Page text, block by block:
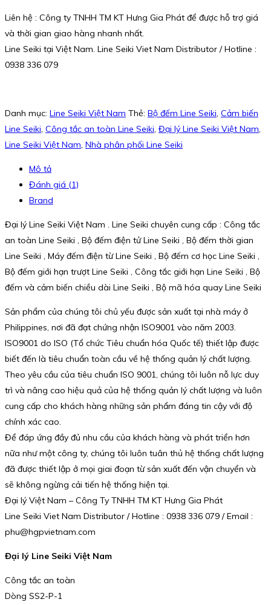
Liên hệ : Công ty TNHH TM KT Hưng Gia Phát để được hỗ trợ giá
và thời gian giao hàng nhanh nhất.
Line Seiki tại Việt Nam. Line Seiki Viet Nam Distributor / Hotline :
0938 336 079
Danh mục: Line Seiki Việt Nam Thẻ: Bộ đếm Line Seiki, Cảm biến
Line Seiki, Công tắc an toàn Line Seiki, Đại lý Line Seiki Việt Nam,
Line Seiki Việt Nam, Nhà phân phối Line Seiki
Mô tả
Đánh giá (1)
Brand
Đại lý Line Seiki Việt Nam . Line Seiki chuyên cung cấp : Công tắc
an toàn Line Seiki , Bộ đếm điện tử Line Seiki , Bộ đếm thời gian
Line Seiki , Máy đếm điện từ Line Seiki , Bộ đếm cơ học Line Seiki ,
Bộ đếm giới hạn trượt Line Seiki , Công tắc giới hạn Line Seiki , Bộ
đếm và cảm biến chiều dài Line Seiki , Bộ mã hóa quay Line Seiki
Sản phẩm của chúng tôi chủ yếu được sản xuất tại nhà máy ở
Philippines, nơi đã đạt chứng nhận ISO9001 vào năm 2003.
ISO9001 do ISO (Tổ chức Tiêu chuẩn hóa Quốc tế) thiết lập được
biết đến là tiêu chuẩn toàn cầu về hệ thống quản lý chất lượng.
Theo yêu cầu của tiêu chuẩn ISO 9001, chúng tôi luôn nỗ lực duy
trì và nâng cao hiệu quả của hệ thống quản lý chất lượng và luôn
cung cấp cho khách hàng những sản phẩm đáng tin cậy với độ
chính xác cao.
Để đáp ứng đầy đủ nhu cầu của khách hàng và phát triển hơn
nữa như một công ty, chúng tôi luôn tuân thủ hệ thống chất lượng
đã được thiết lập ở mọi giai đoạn từ sản xuất đến vận chuyển và
sẽ không ngừng cải tiến hệ thống hiện tại.
Đại lý Việt Nam – Công Ty TNHH TM KT Hưng Gia Phát
Line Seiki Viet Nam Distributor / Hotline : 0938 336 079 / Email :
phu@hgpvietnam.com
Đại lý Line Seiki Việt Nam
Công tắc an toàn
Dòng SS2-P-1